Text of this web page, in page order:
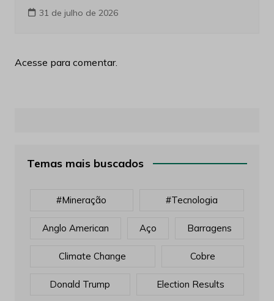
31 de julho de 2026
Acesse para comentar.
Temas mais buscados
#mineração #tecnologia
Anglo American Aço Barragens
Climate Change Cobre
Donald Trump Election Results